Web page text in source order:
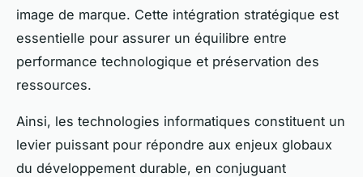
image de marque. Cette intégration stratégique est
essentielle pour assurer un équilibre entre
performance technologique et préservation des
ressources.
Ainsi, les technologies informatiques constituent un
levier puissant pour répondre aux enjeux globaux
du développement durable, en conjuguant